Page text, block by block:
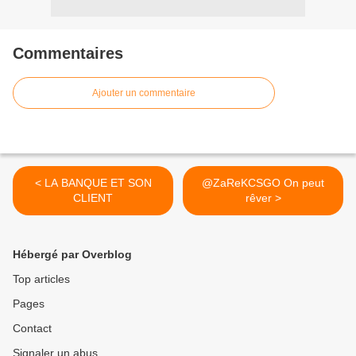
Commentaires
Ajouter un commentaire
< LA BANQUE ET SON
CLIENT
@ZaReKCSGO On peut
rêver >
Hébergé par Overblog
Top articles
Pages
Contact
Signaler un abus